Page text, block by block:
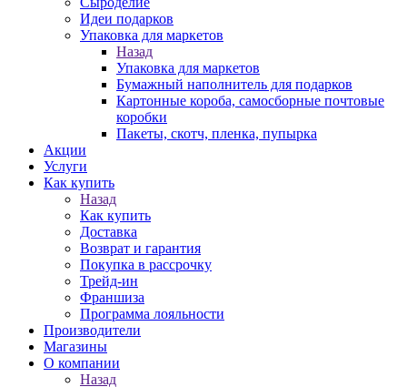
Идеи подарков
Упаковка для маркетов
Назад
Упаковка для маркетов
Бумажный наполнитель для подарков
Картонные короба, самосборные почтовые
коробки
Пакеты, скотч, пленка, пупырка
Акции
Услуги
Как купить
Назад
Как купить
Доставка
Возврат и гарантия
Покупка в рассрочку
Трейд-ин
Франшиза
Программа лояльности
Производители
Магазины
О компании
Назад